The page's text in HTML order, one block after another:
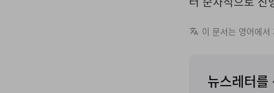
이 문서는 영어에
뉴스레터